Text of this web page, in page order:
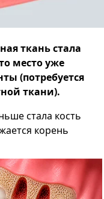
ткань стала
место уже
(потребуется
ткани).
стала кость
корень